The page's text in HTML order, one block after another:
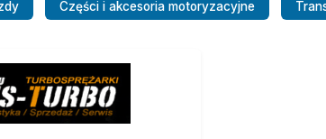
Części i akcesoria motoryzacyjne